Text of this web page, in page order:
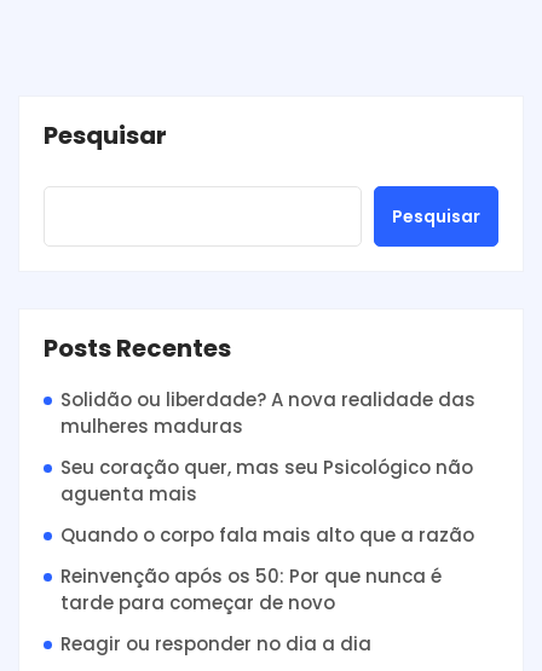
Pesquisar
Pesquisar
Posts Recentes
Solidão ou liberdade? A nova realidade das
mulheres maduras
Seu coração quer, mas seu Psicológico não
aguenta mais
Quando o corpo fala mais alto que a razão
Reinvenção após os 50: Por que nunca é
tarde para começar de novo
Reagir ou responder no dia a dia